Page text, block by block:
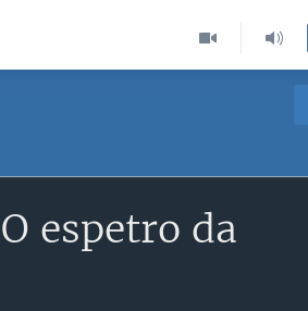
espetro da